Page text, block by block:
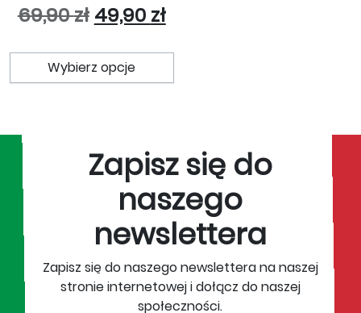
69,90zł Pierwotna cena wynosiła:
49,90 złAktualna cena
Wybierz opcje
Ten produkt ma wiele
Zapisz się do
naszego
newslettera
Zapisz się do naszego newslettera na naszej
stronie internetowej i dołącz do naszej
społeczności.